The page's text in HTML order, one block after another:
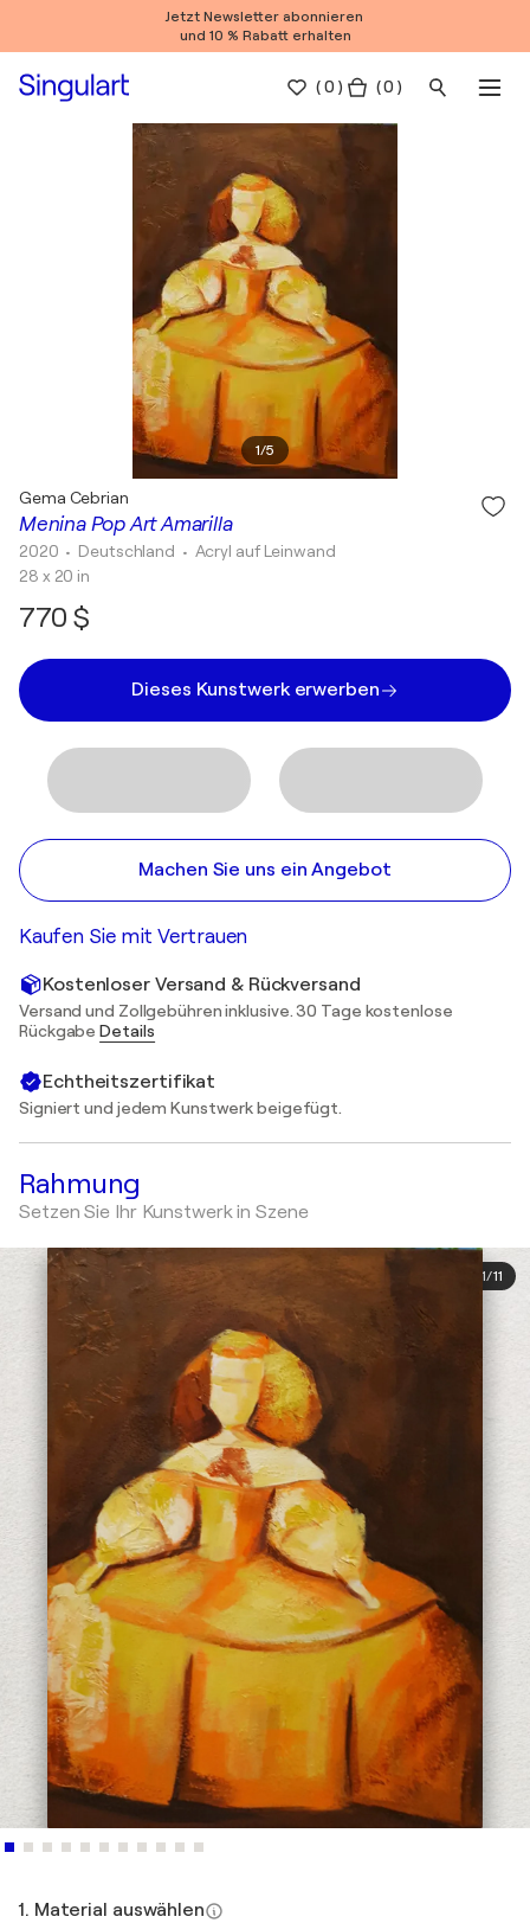
Jetzt Newsletter abonnieren
und 10 % Rabatt erhalten
(0 ) ( 0 )
1/5
Menina Pop Art Amarilla
Gema Cebrian
2020 • Deutschland • Acryl auf Leinwand
28 x 20 in
770 $
Dieses Kunstwerk erwerben
Machen Sie uns ein Angebot
Kaufen Sie mit Vertrauen
Kostenloser Versand & Rückversand
Versand und Zollgebühren inklusive. 30 Tage kostenlose
RückgabeDetails
Echtheitszertifikat
Signiert und jedem Kunstwerk beigefügt.
Rahmung
Setzen Sie Ihr Kunstwerk in Szene
1/11
1. Material auswählen